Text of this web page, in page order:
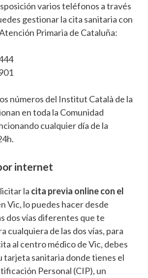
varios teléfonos a través
gestionar la cita sanitaria con
Primaria de Cataluña:
números del Institut Català de la
en toda la Comunidad
cualquier día de la
internet
la cita previa online con el
Vic, lo puedes hacer desde
dos vías diferentes que te
cualquiera de las dos vías, para
al centro médico de Vic, debes
tarjeta sanitaria donde tienes el
Personal (CIP), un